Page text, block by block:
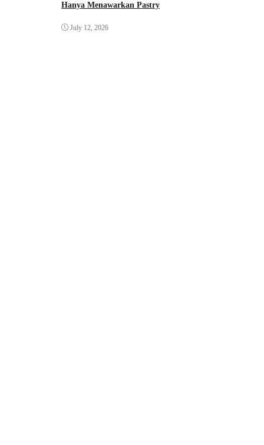
Hanya Menawarkan Pastry
July 12, 2026